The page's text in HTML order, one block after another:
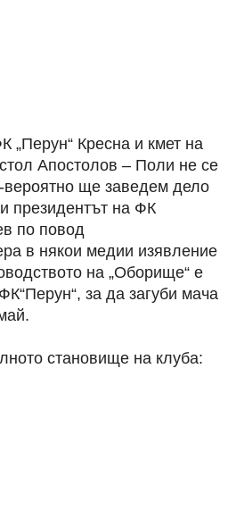
„Перун“ Кресна и кмет на
Апостолов – Поли не се
вероятно ще заведем дело
президентът на ФК
по повод
в някои медии изявление
на „Оборище“ е
за да загуби мача
становище на клуба: